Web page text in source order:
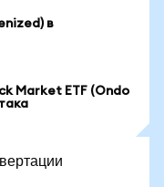
в
Market ETF (Ondo